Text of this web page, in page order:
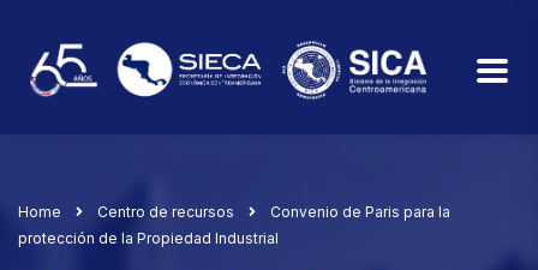
Home Centro de recursos
Convenio de Paris para la
protección de la Propiedad Industrial